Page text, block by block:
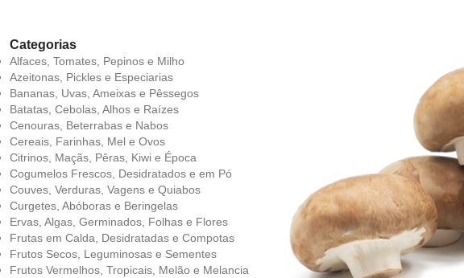
Categorias
Alfaces, Tomates, Pepinos e Milho
Azeitonas, Pickles e Especiarias
Bananas, Uvas, Ameixas e Pêssegos
Batatas, Cebolas, Alhos e Raízes
Cenouras, Beterrabas e Nabos
Cereais, Farinhas, Mel e Ovos
Citrinos, Maçãs, Pêras, Kiwi e Época
Cogumelos Frescos, Desidratados e em Pó
Couves, Verduras, Vagens e Quiabos
Curgetes, Abóboras e Beringelas
Ervas, Algas, Germinados, Folhas e Flores
Frutas em Calda, Desidratadas e Compotas
Frutos Secos, Leguminosas e Sementes
Frutos Vermelhos, Tropicais, Melão e Melancia